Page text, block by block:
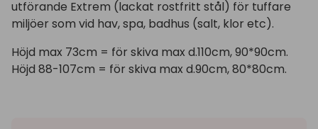
utförande Extrem (lackat rostfritt stål) för tuffare
miljöer som vid hav, spa, badhus (salt, klor etc).
Höjd max 73cm = för skiva max d.110cm, 90*90cm.
Höjd 88-107cm = för skiva max d.90cm, 80*80cm.